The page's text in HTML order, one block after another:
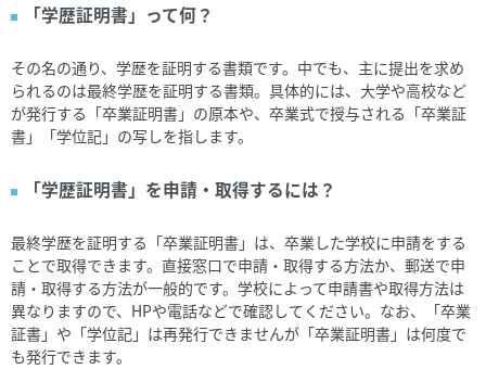
「学歴証明書」って何？
その名の通り、学歴を証明する書類です。中でも、主に提出を求め
られるのは最終学歴を証明する書類。具体的には、大学や高校など
が発行する「卒業証明書」の原本や、卒業式で授与される「卒業証
書」「学位記」の写しを指します。
「学歴証明書」を申請・取得するには？
最終学歴を証明する「卒業証明書」は、卒業した学校に申請をする
ことで取得できます。直接窓口で申請・取得する方法か、郵送で申
請・取得する方法が一般的です。学校によって申請書や取得方法は
異なりますので、 HPや電話などで確認してください。なお、「卒業
証書」や「学位記」は再発行できませんが「卒業証明書」は何度で
も発行できます。